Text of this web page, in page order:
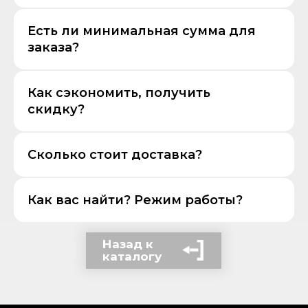
Есть ли минимальная сумма для
заказа?
Как сэкономить, получить
скидку?
Сколько стоит доставка?
Как вас найти? Режим работы?
Назад к
каталогу